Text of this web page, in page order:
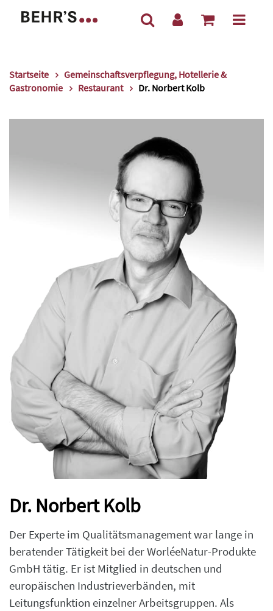
Startseite
Gemeinschaftsverpflegung, Hotellerie &
Gastronomie
Restaurant Dr. Norbert Kolb
Dr. Norbert Kolb
Der Experte im Qualitätsmanagement war lange in
beratender Tätigkeit bei der WorléeNatur-Produkte
GmbH tätig. Er ist Mitglied in deutschen und
europäischen Industrieverbänden, mit
Leitungsfunktion einzelner Arbeitsgruppen. Als